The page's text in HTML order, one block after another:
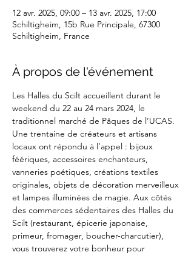
12 avr. 2025, 09:00 – 13 avr. 2025, 17:00
Schiltigheim, 15b Rue Principale, 67300
Schiltigheim, France
À propos de l'événement
Les Halles du Scilt accueillent durant le
weekend du 22 au 24 mars 2024, le
traditionnel marché de Pâques de l’UCAS.
Une trentaine de créateurs et artisans
locaux ont répondu à l’appel : bijoux
féériques, accessoires enchanteurs,
vanneries poétiques, créations textiles
originales, objets de décoration merveilleux
et lampes illuminées de magie. Aux côtés
des commerces sédentaires des Halles du
Scilt (restaurant, épicerie japonaise,
primeur, fromager, boucher-charcutier),
vous trouverez votre bonheur pour